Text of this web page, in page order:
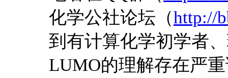
化学公社论坛（http://
到有计算化学初学者
LUMO的理解存在严